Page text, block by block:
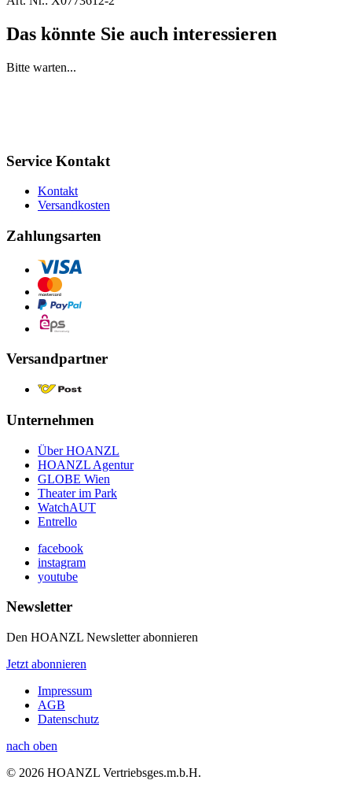
Das könnte Sie auch interessieren
Bitte warten...
Service Kontakt
Kontakt
Versandkosten
Zahlungsarten
Versandpartner
Unternehmen
Über HOANZL
HOANZL Agentur
GLOBE Wien
Theater im Park
WatchAUT
Entrello
facebook
instagram
youtube
Newsletter
Den HOANZL Newsletter abonnieren
Jetzt abonnieren
Impressum
AGB
Datenschutz
nach oben
© 2026 HOANZL Vertriebsges.m.b.H.